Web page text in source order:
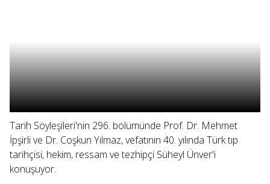
Tarih Söyleşileri'nin 296. bölümünde Prof. Dr. Mehmet
İpşirli ve Dr. Coşkun Yılmaz, vefatının 40. yılında Türk tıp
tarihçisi, hekim, ressam ve tezhipçi Süheyl Ünver'i
konuşuyor.